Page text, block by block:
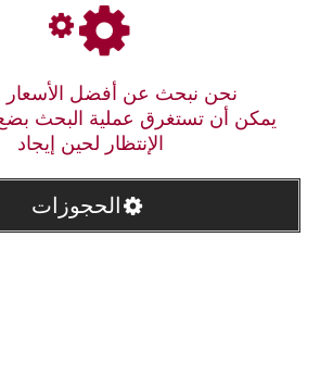
نحن نبحث عن أفضل
يمكن أن تستغرق عملية البحث
الإنتظار لحين إيجاد
الحجوزات